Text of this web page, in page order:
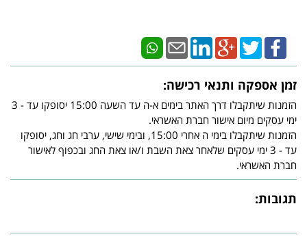
זמן אספקה ותנאי רכישה:
הזמנות שיתקבלו דרך האתר בימים א-ה עד השעה 15:00 יסופקו עד - 3
ימי עסקים מיום אישור חברת האשראי.
הזמנות שיתקבלו בימי ה אחרי 15:00, ובימי שישי, ערבי חג וחג, יסופקו
עד - 3 ימי עסקים שלאחר צאת השבת ו/או צאת החג ובכפוף לאישור
חברת האשראי.
תגובות: